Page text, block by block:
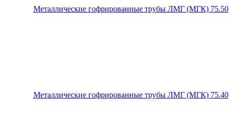
Металлические гофрированные трубы ЛМГ (МГК) 75.50
Металлические гофрированные трубы ЛМГ (МГК) 75.40